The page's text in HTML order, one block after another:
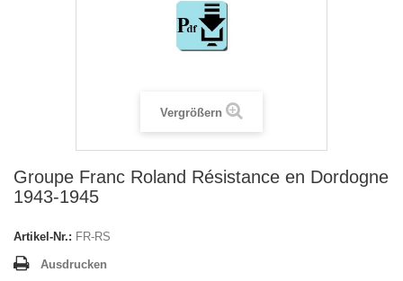
Vergrößern
Groupe Franc Roland Résistance en Dordogne
1943-1945
Artikel-Nr.: FR-RS
Ausdrucken